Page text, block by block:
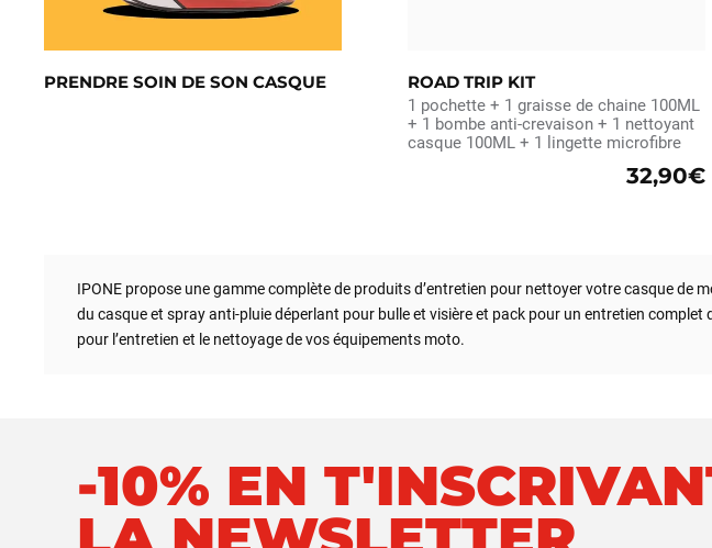
PRENDRE SOIN DE SON CASQUE ROAD TRIP KIT
1 pochette + 1 graisse de chaine 100ML
+ 1 bombe anti-crevaison + 1 nettoyant
casque 100ML + 1 lingette microfibre
32,90€
IPONE propose une gamme complète de produits d’entretien pour nettoyer votre casque
du casque et spray anti-pluie déperlant pour bulle et visière et pack pour un entretien
pour l’entretien et le nettoyage de vos équipements moto.
-10% EN